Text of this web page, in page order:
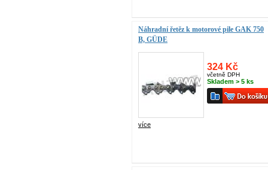
Náhradní řetěz k motorové pile GAK 750
B, GÜDE
324 Kč
včetně DPH
Skladem > 5 ks
více